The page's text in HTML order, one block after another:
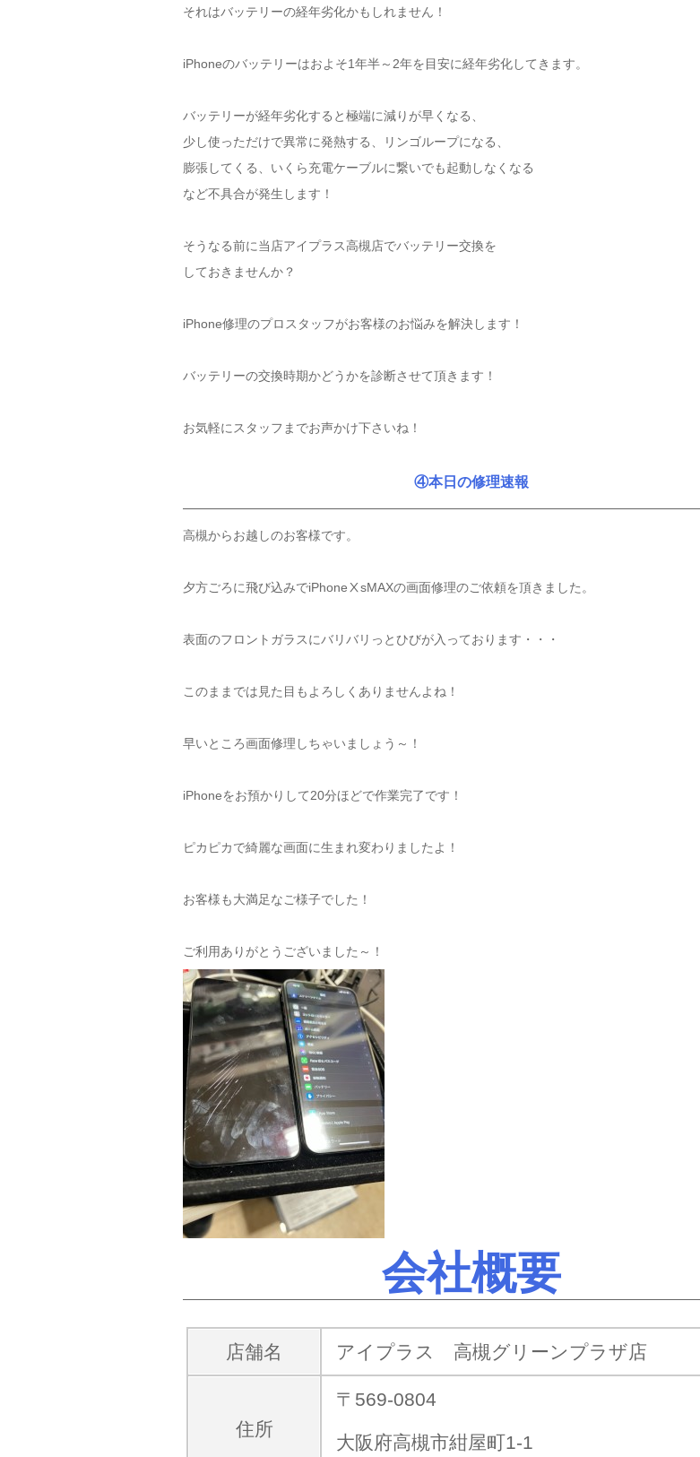
それはバッテリーの経年劣化かもしれません！
iPhoneのバッテリーはおよそ1年半～2年を目安に経年劣化してきます。
バッテリーが経年劣化すると極端に減りが早くなる、
少し使っただけで異常に発熱する、リンゴループになる、
膨張してくる、いくら充電ケーブルに繋いでも起動しなくなる
など不具合が発生します！
そうなる前に当店アイプラス高槻店でバッテリー交換を
しておきませんか？
iPhone修理のプロスタッフがお客様のお悩みを解決します！
バッテリーの交換時期かどうかを診断させて頂きます！
お気軽にスタッフまでお声かけ下さいね！
④本日の修理速報
高槻からお越しのお客様です。
夕方ごろに飛び込みでiPhoneⅩsMAXの画面修理のご依頼を頂きました。
表面のフロントガラスにバリバリっとひびが入っております・・・
このままでは見た目もよろしくありませんよね！
早いところ画面修理しちゃいましょう～！
iPhoneをお預かりして20分ほどで作業完了です！
ピカピカで綺麗な画面に生まれ変わりましたよ！
お客様も大満足なご様子でした！
ご利用ありがとうございました～！
会社概要
店舗名 アイプラス 高槻グリーンプラザ店
住所
〒569-0804
大阪府高槻市紺屋町1-1